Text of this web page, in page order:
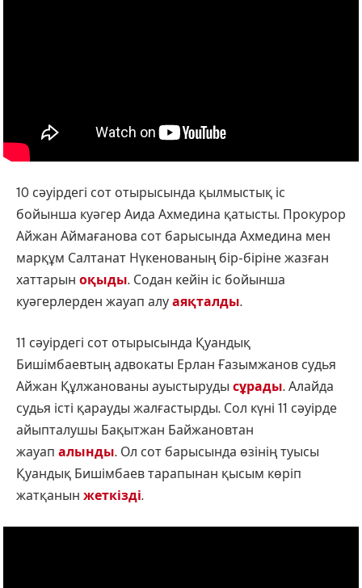
10 сәуірдегі сот отырысында қылмыстық іс
бойынша куәгер Аида Ахмедина қатысты. Прокурор
Айжан Аймағанова сот барысында Ахмедина мен
марқұм Салтанат Нүкенованың бір-біріне жазған
хаттарын оқыды. Содан кейін іс бойынша
куәгерлерден жауап алу аяқталды.
11 сәуірдегі сот отырысында Қуандық
Бишімбаевтың адвокаты Ерлан Ғазымжанов судья
Айжан Құлжанованы ауыстыруды сұрады. Алайда
судья істі қарауды жалғастырды. Сол күні 11 сәуірде
айыпталушы Бақытжан Байжановтан
жауап алынды. Ол сот барысында өзінің туысы
Қуандық Бишімбаев тарапынан қысым көріп
жатқанын жеткізді.